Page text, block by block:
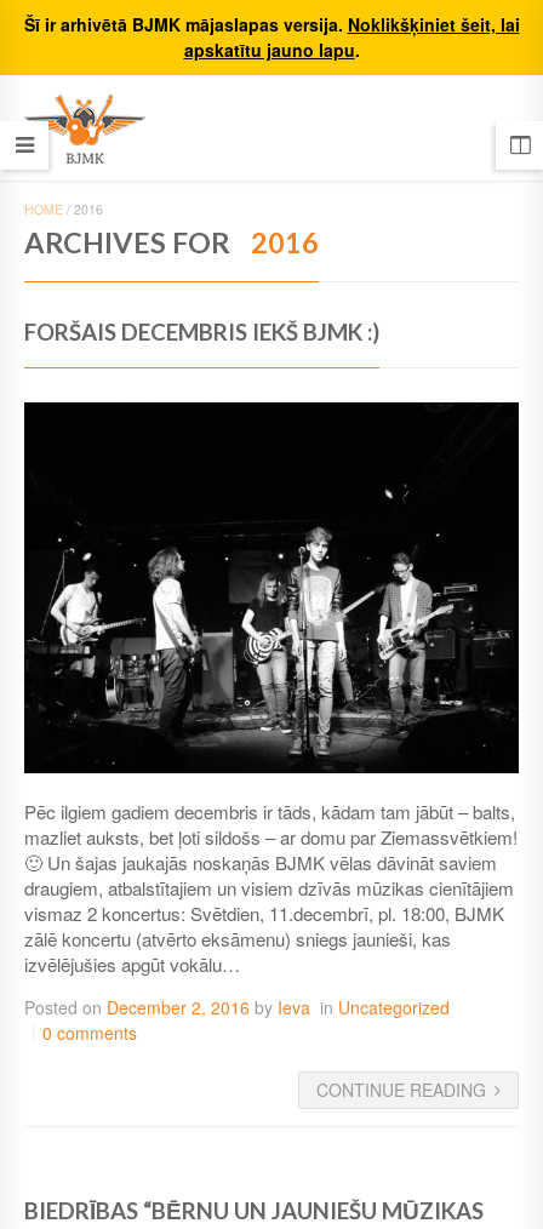
Šī ir arhivētā BJMK mājaslapas versija. Noklikšķiniet šeit, lai
apskatītu jauno lapu.
HOME / 2016
ARCHIVES FOR 2016
FORŠAIS DECEMBRIS IEKŠ BJMK :)
Pēc ilgiem gadiem decembris ir tāds, kādam tam jābūt – balts,
mazliet auksts, bet ļoti sildošs – ar domu par Ziemassvētkiem!
🙂 Un šajas jaukajās noskaņās BJMK vēlas dāvināt saviem
draugiem, atbalstītajiem un visiem dzīvās mūzikas cienītājiem
vismaz 2 koncertus: Svētdien, 11.decembrī, pl. 18:00, BJMK
zālē koncertu (atvērto eksāmenu) sniegs jaunieši, kas
izvēlējušies apgūt vokālu…
Posted on December 2, 2016 by Ieva in Uncategorized
0 comments
CONTINUE READING
BIEDRĪBAS “BĒRNU UN JAUNIEŠU MŪZIKAS